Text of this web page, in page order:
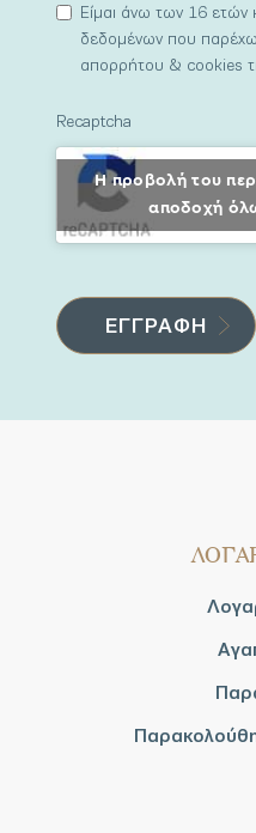
Είμαι άνω των 16 ετών
δεδομένων που
απορρήτου & cookies
Recaptcha
Η προβολή του
αποδοχή